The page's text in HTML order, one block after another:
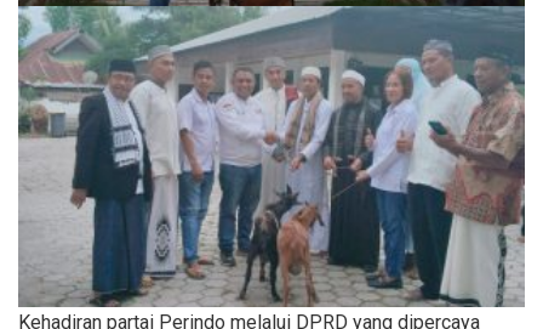
Kehadiran partai Perindo melalui DPRD yang dipercaya